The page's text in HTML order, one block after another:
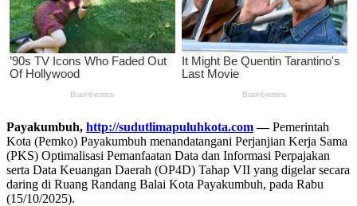
Payakumbuh, http://sudutlimapuluhkota.com—Pemerintah
Kota (Pemko) Payakumbuh menandatangani Perjanjian Kerja Sama
(PKS) Optimalisasi Pemanfaatan Data dan Informasi Perpajakan
serta Data Keuangan Daerah (OP4D) Tahap VII yang digelar secara
daring di Ruang Randang Balai Kota Payakumbuh, pada Rabu
(15/10/2025).